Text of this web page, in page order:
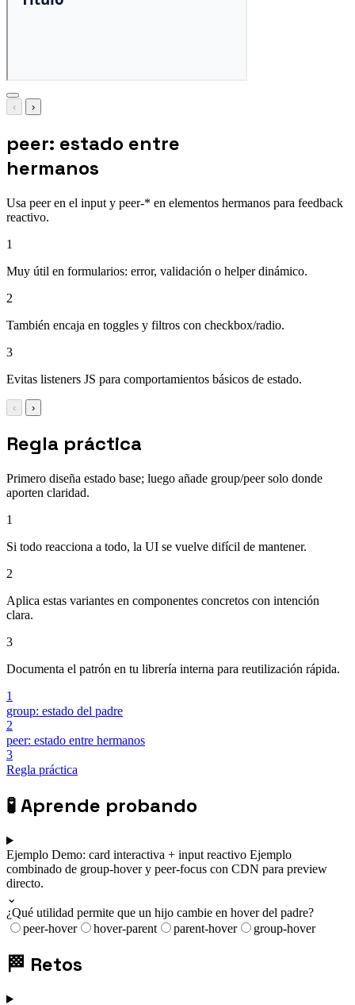
‹ ›
peer: estado entre
hermanos
Usa peer en el input y peer-* en elementos hermanos para feedback
reactivo.
1
Muy útil en formularios: error, validación o helper dinámico.
2
También encaja en toggles y filtros con checkbox/radio.
3
Evitas listeners JS para comportamientos básicos de estado.
‹ ›
Regla práctica
Primero diseña estado base; luego añade group/peer solo donde
aporten claridad.
1
Si todo reacciona a todo, la UI se vuelve difícil de mantener.
2
Aplica estas variantes en componentes concretos con intención
clara.
3
Documenta el patrón en tu librería interna para reutilización rápida.
1
group: estado del padre
2
peer: estado entre hermanos
3
Regla práctica
🧪Aprende probando
Ejemplo Demo: card interactiva + input reactivo Ejemplo
combinado de group-hover y peer-focus con CDN para preview
directo.
⌄
¿Qué utilidad permite que un hijo cambie en hover del padre?
peer-hover
hover-parent parent-hover group-hover
🏁 Retos